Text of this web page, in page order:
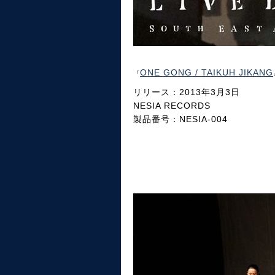
『ONE GONG / TAIKUH JIKANG
リリース：2013年3月3日
NESIA RECORDS
製品番号：NESIA-004